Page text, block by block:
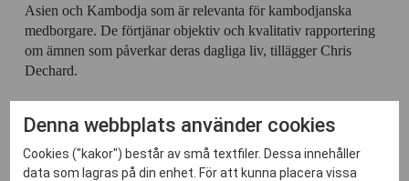
Asien och Kambodja som är relevanta för kambodjanska
medborgare. De förtjänar objektiv och kvalitativ rapportering
om ämnen som påverkar deras dagliga liv, tillägger Chris
Dechard.
Denna webbplats använder cookies
Cookies ("kakor") består av små textfiler. Dessa innehåller
data som lagras på din enhet. För att kunna placera vissa